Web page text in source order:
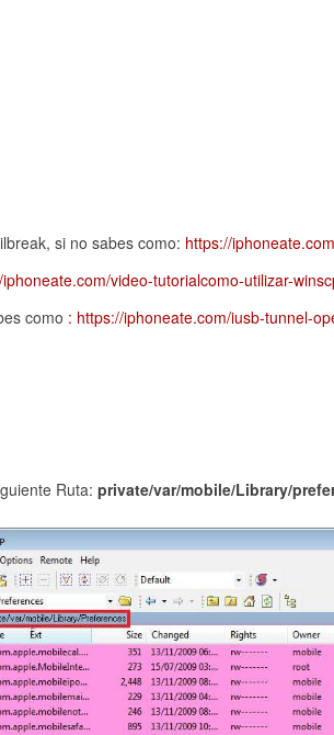
si no sabes como: https://
video-tutorialcomo-utilizar-
como : https://iphoneate.com/iusb-tunnel-
Ruta: private/var/mobile/Library/